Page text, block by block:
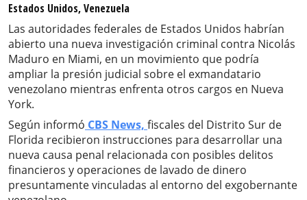
Estados Unidos, Venezuela
Las autoridades federales de Estados Unidos habrían
abierto una nueva investigación criminal contra Nicolás
Maduro en Miami, en un movimiento que podría
ampliar la presión judicial sobre el exmandatario
venezolano mientras enfrenta otros cargos en Nueva
York.
Según informó CBS News, fiscales del Distrito Sur de
Florida recibieron instrucciones para desarrollar una
nueva causa penal relacionada con posibles delitos
financieros y operaciones de lavado de dinero
presuntamente vinculadas al entorno del exgobernante